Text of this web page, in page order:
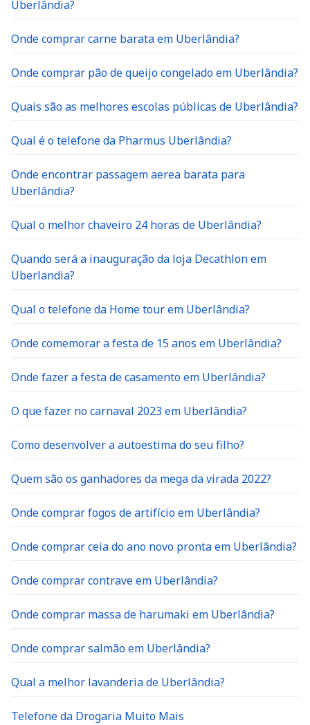
Uberlândia?
Onde comprar carne barata em Uberlândia?
Onde comprar pão de queijo congelado em Uberlândia?
Quais são as melhores escolas públicas de Uberlândia?
Qual é o telefone da Pharmus Uberlândia?
Onde encontrar passagem aerea barata para
Uberlândia?
Qual o melhor chaveiro 24 horas de Uberlândia?
Quando será a inauguração da loja Decathlon em
Uberlandia?
Qual o telefone da Home tour em Uberlândia?
Onde comemorar a festa de 15 anos em Uberlândia?
Onde fazer a festa de casamento em Uberlândia?
O que fazer no carnaval 2023 em Uberlândia?
Como desenvolver a autoestima do seu filho?
Quem são os ganhadores da mega da virada 2022?
Onde comprar fogos de artifício em Uberlândia?
Onde comprar ceia do ano novo pronta em Uberlândia?
Onde comprar contrave em Uberlândia?
Onde comprar massa de harumaki em Uberlândia?
Onde comprar salmão em Uberlândia?
Qual a melhor lavanderia de Uberlândia?
Telefone da Drogaria Muito Mais